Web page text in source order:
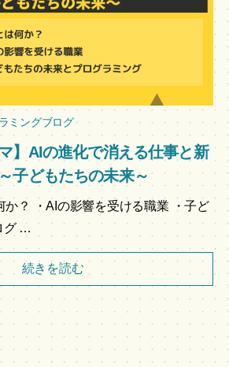
ミングブログ
】AIの進化で消える仕事と新
子どもたちの未来～
か？ ・AIの影響を受ける職業 ・子ど
グ …
続きを読む